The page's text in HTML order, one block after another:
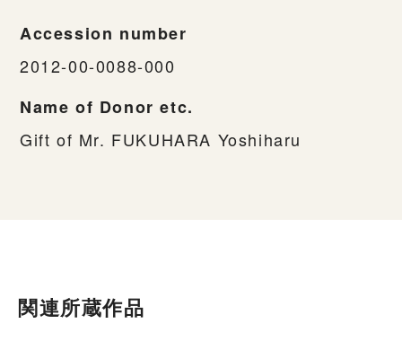
Accession number
2012-00-0088-000
Name of Donor etc.
Gift of Mr. FUKUHARA Yoshiharu
関連所蔵作品